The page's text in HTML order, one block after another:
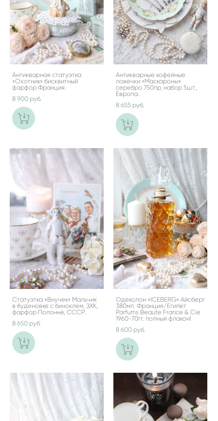
Антикварная статуэтка
«Охотник» бисквитный
фарфор Франция.
8 900 pуб.
Антикварные кофейные
ложечки «Маскароны»
серебро 750пр, набор 5шт.,
Европа.
8 655 pуб.
Статуэтка «Внучек» Мальчик
в буденовке с биноклем, ЗХК,
фарфор Полонне, СССР.
8 650 pуб.
Одеколон «ICEBERG» Айсберг
380мл. Франция/Египет
Parfums Beaute France & Cie
1960-70гг. полный флакон!
8 600 pуб.